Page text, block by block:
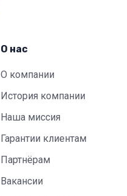
О нас
О компании
История компании
Наша миссия
Гарантии клиентам
Партнёрам
Вакансии